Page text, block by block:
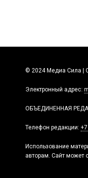
© 2024 Медиа Сила |
Электронный адрес:
ОБЪЕДИНЕННАЯ
Телефон редакции:
Использование
авторам. Сайт может